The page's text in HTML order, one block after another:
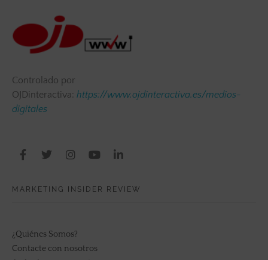
Controlado por
OJDinteractiva: https://www.ojdinteractiva.es/medios-
digitales
MARKETING INSIDER REVIEW
¿Quiénes Somos?
Contacte con nosotros